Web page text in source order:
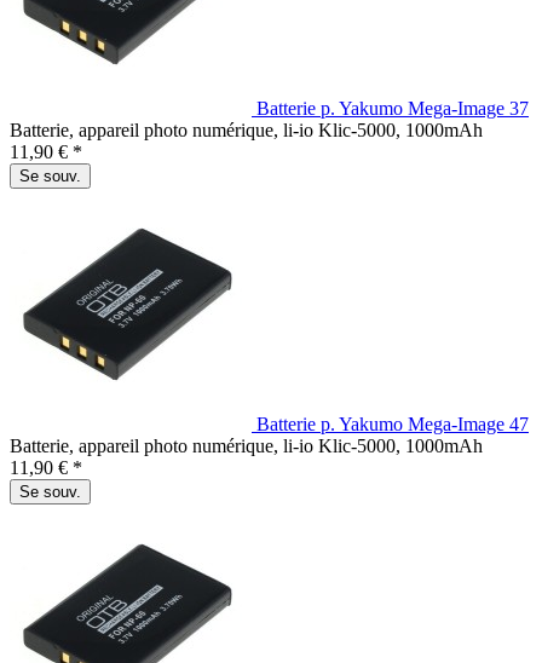
Batterie p. Yakumo Mega-Image 37
Batterie, appareil photo numérique, li-io Klic-5000, 1000mAh
11,90 € *
Se souv.
Batterie p. Yakumo Mega-Image 47
Batterie, appareil photo numérique, li-io Klic-5000, 1000mAh
11,90 € *
Se souv.